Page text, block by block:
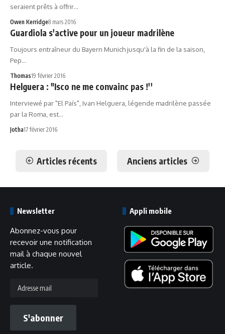
seraient prêts à offrir…
Owen Kerridge8 mars 2016
Guardiola s'active pour un joueur madrilène
Toujours entraîneur du Bayern Munich jusqu'à la fin de la saison,
Pep…
Thomas19 février 2016
Helguera : "Isco ne me convainc pas !''
Interviewé par "El País", Ivan Helguera, légende madrilène passée
par la Roma, est…
Jotha17 février 2016
Articles récents Anciens articles
Newsletter
Abonnez-vous pour
recevoir une notification
mail à chaque nouvel
article.
mail
S'abonner
Appli mobile